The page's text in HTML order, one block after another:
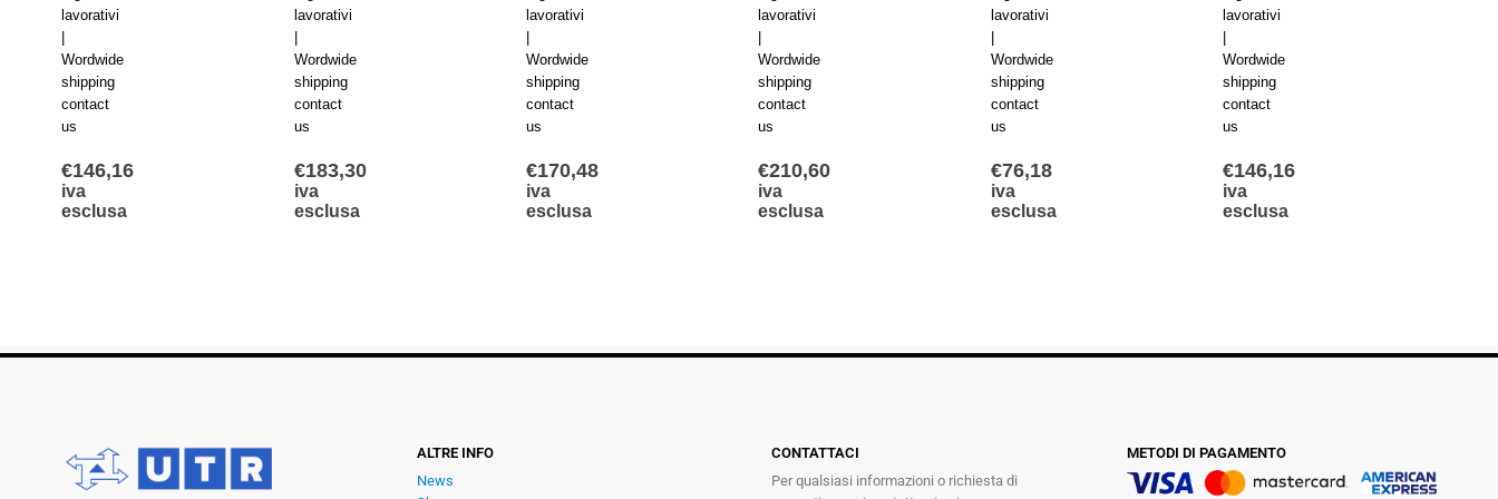
lavorativi
Wordwide
shipping
contact
us
€146,16
iva
esclusa
lavorativi
Wordwide
shipping
contact
us
€183,30
iva
esclusa
lavorativi
Wordwide
shipping
contact
us
€170,48
iva
esclusa
lavorativi
Wordwide
shipping
contact
us
€210,60
iva
esclusa
lavorativi
Wordwide
shipping
contact
us
€76,18
iva
esclusa
lavorativi
Wordwide
shipping
contact
us
€146,16
iva
esclusa
ALTRE INFO
News
CONTATTACI
Per qualsiasi informazioni o richiesta di
METODI DI PAGAMENTO